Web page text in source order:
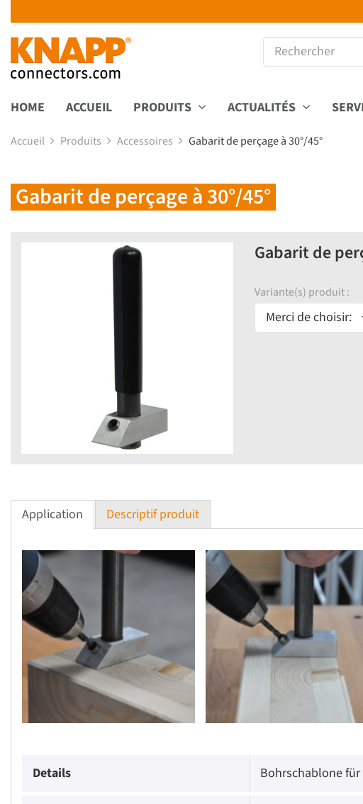
HOME ACCUEIL PRODUITS ACTUALITÉS
Accueil Produits Accessoires Gabarit de perçage à 30°/45°
Gabarit de perçage à 30°/45°
Gabarit de
Variante(s) produit :
Merci de choisir:
Application Descriptif produit
Details Bohrschablone für